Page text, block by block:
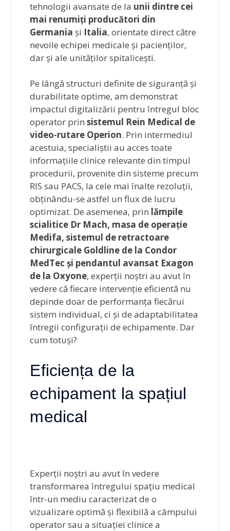
tehnologii avansate de la unii dintre cei
mai renumiți producători din
Germania și Italia, orientate direct către
nevoile echipei medicale și pacienților,
dar și ale unităților spitalicești.
Pe lângă structuri definite de siguranță și
durabilitate optime, am demonstrat
impactul digitalizării pentru întregul bloc
operator prinsistemul Rein Medical de
video-rutare Operion. Prin intermediul
acestuia, specialiștii au acces toate
informațiile clinice relevante din timpul
procedurii, provenite din sisteme precum
RIS sau PACS, la cele mai înalte rezoluții,
obținându-se astfel un flux de lucru
optimizat. De asemenea, prin lămpile
scialitice Dr Mach, masa de operație
Medifa, sistemul de retractoare
chirurgicale Goldline de la Condor
MedTec și pendantul avansat Exagon
de la Oxyone, experții noștri au avut în
vedere că fiecare intervenție eficientă nu
depinde doar de performanța fiecărui
sistem individual, ci și de adaptabilitatea
întregii configurații de echipamente. Dar
cum totuși?
Eficiența de la
echipament la spațiul
medical
Experții noștri au avut în vedere
transformarea întregului spațiu medical
într-un mediu caracterizat de o
vizualizare optimă și flexibilă a câmpului
operator sau a situației clinice a